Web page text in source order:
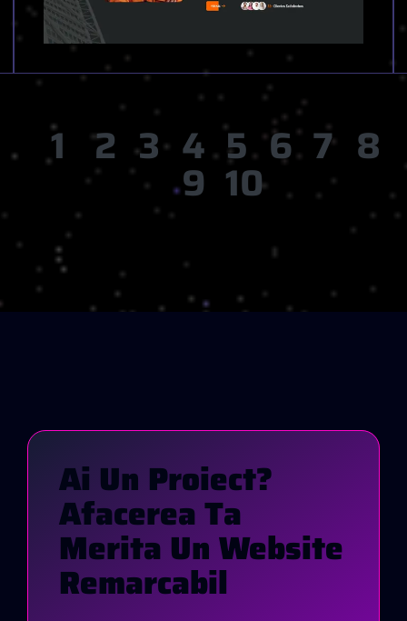
1 2 3 4 5 6 7 8
9 10
AI UN PROIECT?
AFACEREATA
MERITA UN WEBSITE
REMARCABIL